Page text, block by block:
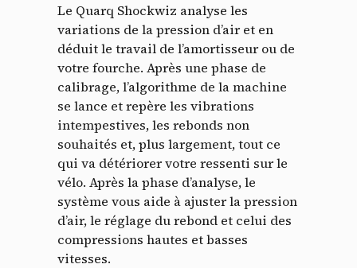
Le Quarq Shockwiz analyse les
variations de la pression d’air et en
déduit le travail de l’amortisseur ou de
votre fourche. Après une phase de
calibrage, l’algorithme de la machine
se lance et repère les vibrations
intempestives, les rebonds non
souhaités et, plus largement, tout ce
qui va détériorer votre ressenti sur le
vélo. Après la phase d’analyse, le
système vous aide à ajuster la pression
d’air, le réglage du rebond et celui des
compressions hautes et basses
vitesses.